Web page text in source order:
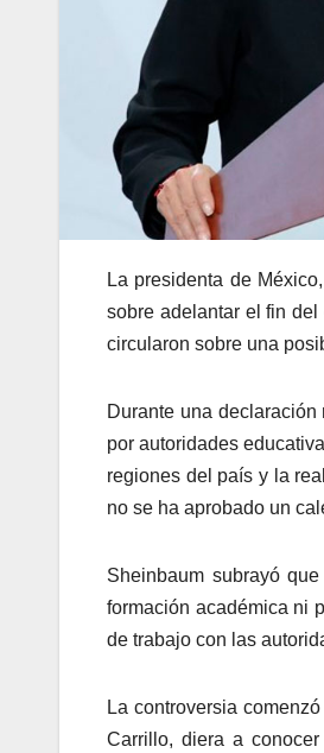
La presidenta de
sobre adelantar el fin
circularon sobre una
Durante una
por autoridades
regiones del país y la
no se ha aprobado un
Sheinbaum subrayó
formación académica ni
de trabajo con las
La controversia
Carrillo, diera a